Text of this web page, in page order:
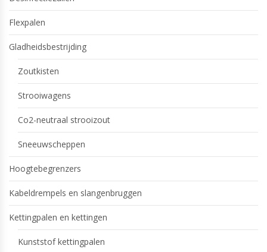
Flexpalen
Gladheidsbestrijding
Zoutkisten
Strooiwagens
Co2-neutraal strooizout
Sneeuwscheppen
Hoogtebegrenzers
Kabeldrempels en slangenbruggen
Kettingpalen en kettingen
Kunststof kettingpalen